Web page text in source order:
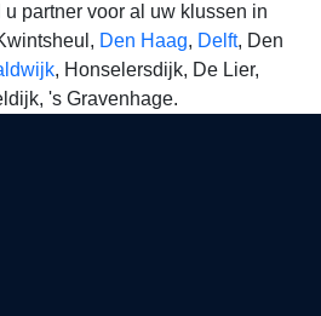
partner voor al uw klussen in
Den Haag, Delft, Den
, Honselersdijk, De Lier,
's Gravenhage.